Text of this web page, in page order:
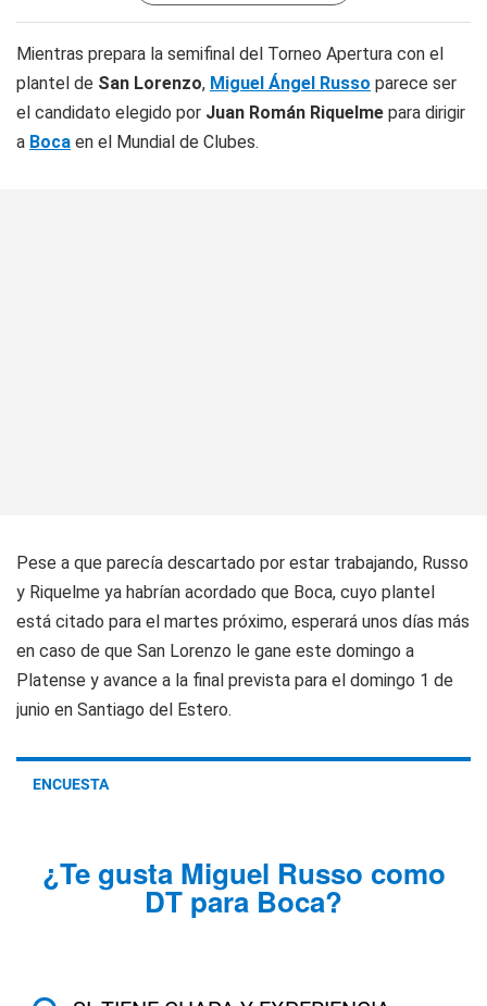
Mientras prepara la semifinal del Torneo Apertura con el
plantel de San Lorenzo, Miguel Ángel Russo parece ser
el candidato elegido por Juan Román Riquelme para dirigir
a Boca en el Mundial de Clubes.
Pese a que parecía descartado por estar trabajando, Russo
y Riquelme ya habrían acordado que Boca, cuyo plantel
está citado para el martes próximo, esperará unos días más
en caso de que San Lorenzo le gane este domingo a
Platense y avance a la final prevista para el domingo 1 de
junio en Santiago del Estero.